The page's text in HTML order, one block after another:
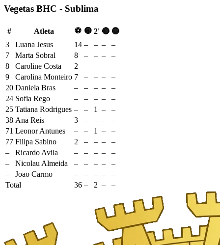
Vegetas BHC - Sublima
# Atleta ⚽ 🟡 2' 🔴 🔵
3
Luana Jesus 14 – – –
–
7
Marta Sobral 8 – – –
–
8
Caroline Costa 2 – – –
–
9
Carolina Monteiro 7 – – –
–
20 Daniela Bras – – – –
–
24 Sofia Rego – – – –
–
25 Tatiana Rodrigues – – 1 –
–
38 Ana Reis 3 – – –
–
71 Leonor Antunes – – 1 –
–
77 Filipa Sabino 2 – – –
–
–
Ricardo Avila – – – –
–
–
Nicolau Almeida – – – –
–
–
Joao Carmo – – – –
–
Total
36 – 2 – –